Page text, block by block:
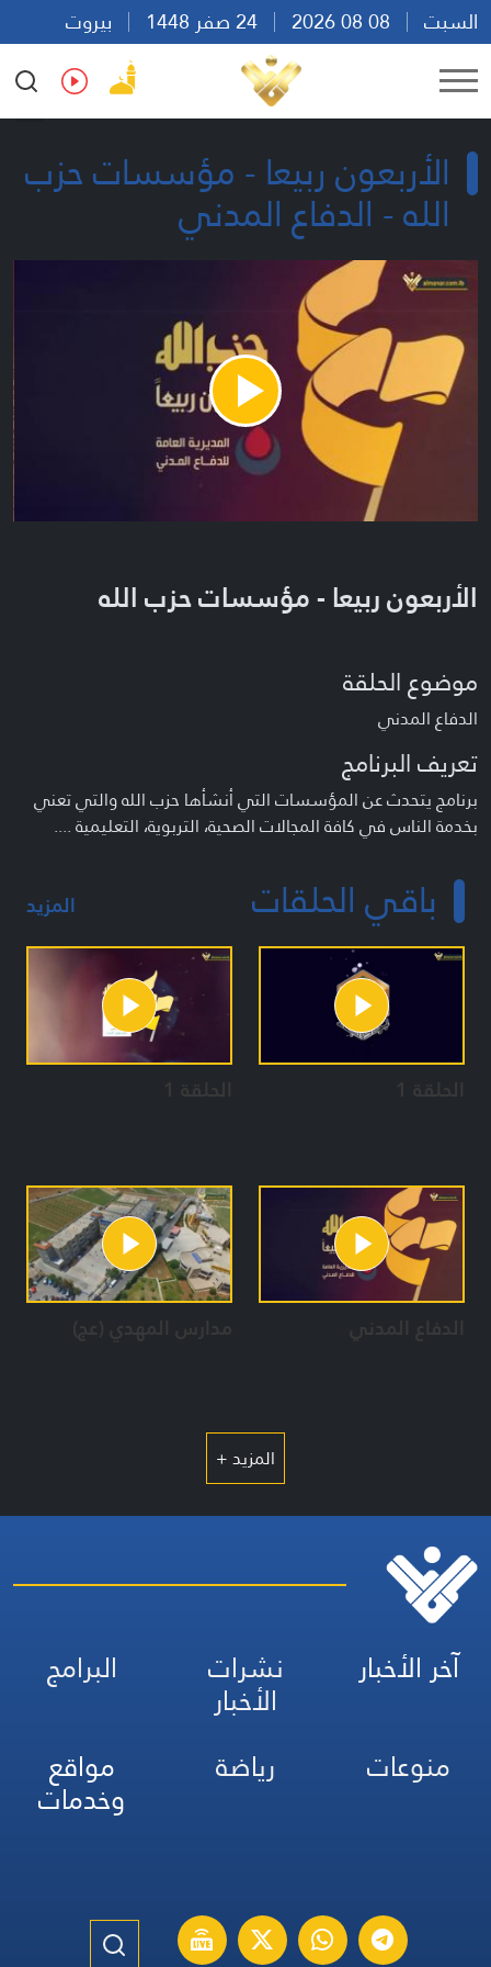
السبت
بيروت
15:45
Ar En Fr Es
الأربعون ربيعا - مؤسسات حزب
الله - الدفاع المدني
Play
Video
الأربعون ربيعا - مؤسسات حزب الله
موضوع الحلقة
الدفاع المدني
تعريف البرنامج
برنامج يتحدث عن المؤسسات التي أنشأها حزب الله والتي تعني
بخدمة الناس في كافة المجالات الصحية، التربوية، التعليمية ....
باقي الحلقات المزيد
الحلقة 1 الحلقة 1
الدفاع المدني مدارس المهدي (عج)
المزيد +
آخر الأخبار نشرات
الأخبار
البرامج
منوعات
رياضة مواقع
وخدمات